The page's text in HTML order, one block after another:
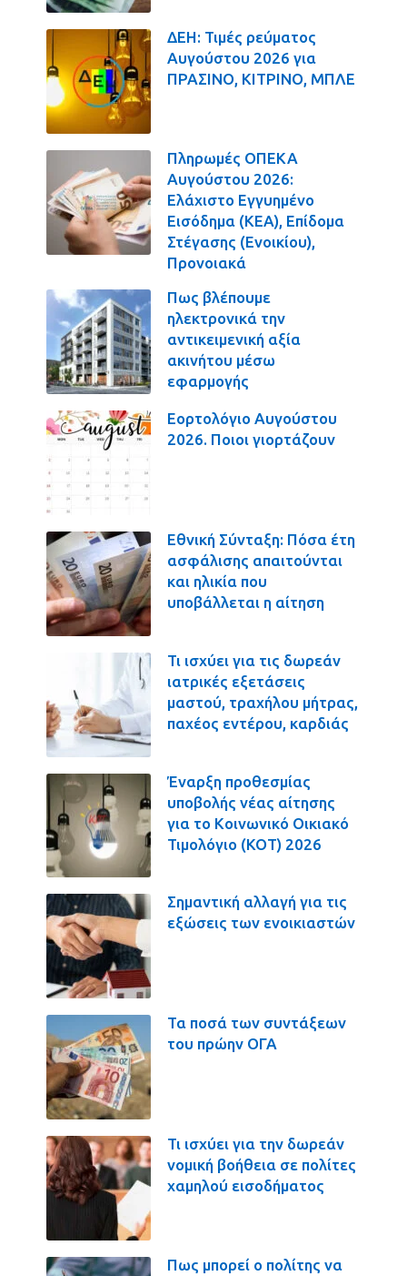
ΔΕΗ: Τιμές ρεύματος
Αυγούστου 2026 για
ΠΡΑΣΙΝΟ, ΚΙΤΡΙΝΟ, ΜΠΛΕ
Πληρωμές ΟΠΕΚΑ
Αυγούστου 2026:
Ελάχιστο Εγγυημένο
Εισόδημα (ΚΕΑ), Επίδομα
Στέγασης (Ενοικίου),
Προνοιακά
Πως βλέπουμε
ηλεκτρονικά την
αντικειμενική αξία
ακινήτου μέσω
εφαρμογής
Εορτολόγιο Αυγούστου
2026. Ποιοι γιορτάζουν
Εθνική Σύνταξη: Πόσα έτη
ασφάλισης απαιτούνται
και ηλικία που
υποβάλλεται η αίτηση
Τι ισχύει για τις δωρεάν
ιατρικές εξετάσεις
μαστού, τραχήλου μήτρας,
παχέος εντέρου, καρδιάς
Έναρξη προθεσμίας
υποβολής νέας αίτησης
για το Κοινωνικό Οικιακό
Τιμολόγιο (ΚΟΤ) 2026
Σημαντική αλλαγή για τις
εξώσεις των ενοικιαστών
Τα ποσά των συντάξεων
του πρώην ΟΓΑ
Τι ισχύει για την δωρεάν
νομική βοήθεια σε πολίτες
χαμηλού εισοδήματος
Πως μπορεί ο πολίτης να